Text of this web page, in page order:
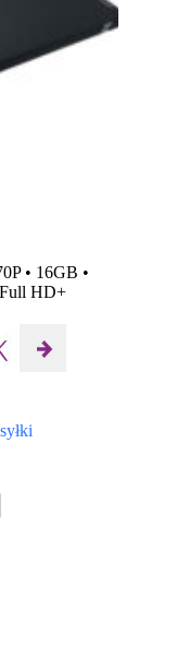
• 16GB •
HD+